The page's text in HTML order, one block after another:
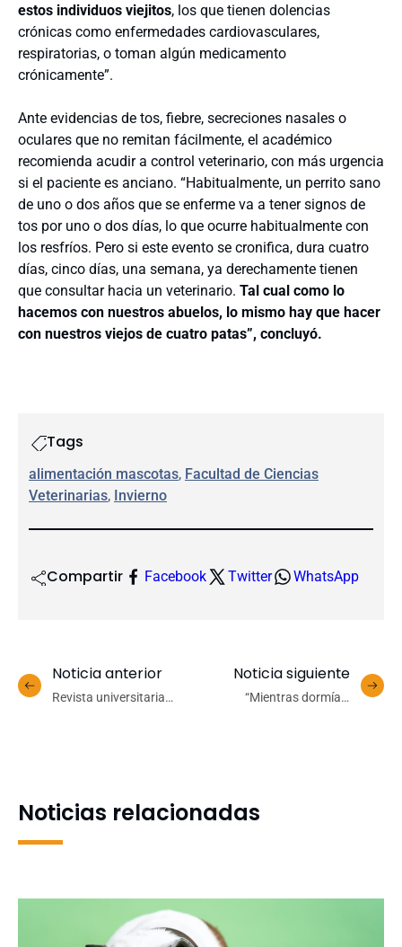
estos individuos viejitos, los que tienen dolencias
crónicas como enfermedades cardiovasculares,
respiratorias, o toman algún medicamento
crónicamente”.
Ante evidencias de tos, fiebre, secreciones nasales o
oculares que no remitan fácilmente, el académico
recomienda acudir a control veterinario, con más urgencia
si el paciente es anciano. “Habitualmente, un perrito sano
de uno o dos años que se enferme va a tener signos de
tos por uno o dos días, lo que ocurre habitualmente con
los resfríos. Pero si este evento se cronifica, dura cuatro
días, cinco días, una semana, ya derechamente tienen
que consultar hacia un veterinario. Tal cual como lo
hacemos con nuestros abuelos, lo mismo hay que hacer
con nuestros viejos de cuatro patas”, concluyó.
Tags
alimentación mascotas, Facultad de Ciencias
Veterinarias, Invierno
Compartir Facebook Twitter WhatsApp
Noticia anterior
Revista universitaria
Noticia siguiente
“Mientras dormías,
Noticias relacionadas